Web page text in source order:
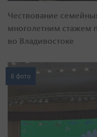
Чествование
многолетним стажем
во Владивостоке
8 фото